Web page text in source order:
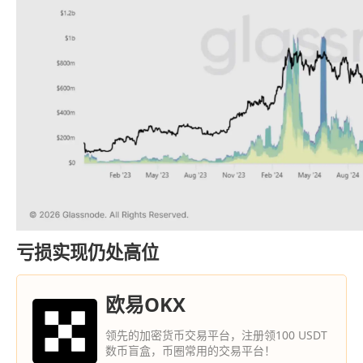
亏损实现仍处高位
欧易OKX
领先的加密货币交易平台，注册领100 USDT
数币盲盒，币圈常用的交易平台！